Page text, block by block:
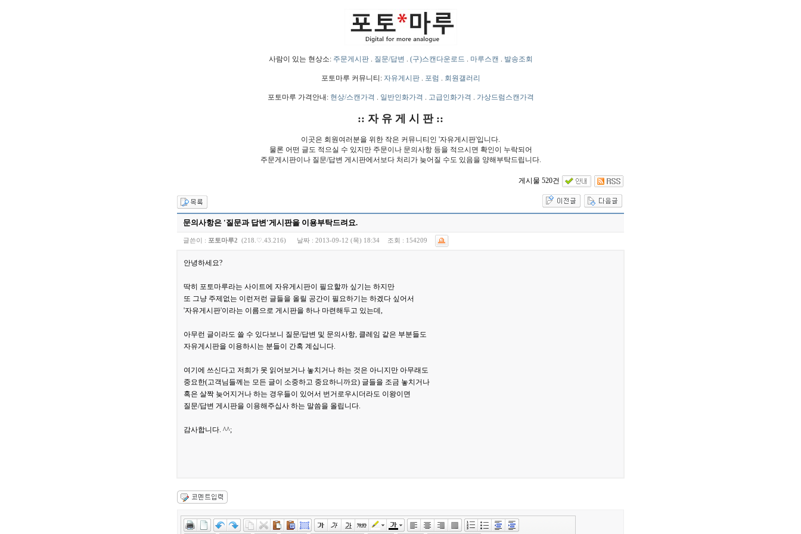
사람이 있는 현상소: 주문게시판. 질문/답변 . (구)스캔다운로드 . 마루스캔 . 발송조회
포토마루 커뮤니티: 자유게시판. 포럼 . 회원갤러리
포토마루 가격안내: 현상/스캔가격 . 일반인화가격 . 고급인화가격 . 가상드럼스캔가격
:: 자 유 게 시 판 ::
이곳은 회원여러분을 위한 작은 커뮤니티인 '자유게시판'입니다.
물론 어떤 글도 적으실 수 있지만 주문이나 문의사항 등을 적으시면 확인이 누락되어
주문게시판이나 질문/답변 게시판에서보다 처리가 늦어질 수도 있음을 양해부탁드립니다.
게시물 520건
문의사항은 '질문과 답변'게시판을 이용부탁드려요.
글쓴이 : 포토마루2 (218.♡.43.216) 날짜 : 2013-09-12 (목) 18:34 조회 : 154209
안녕하세요?
딱히 포토마루라는 사이트에 자유게시판이 필요할까 싶기는 하지만
또 그냥 주제없는 이런저런 글들을 올릴 공간이 필요하기는 하겠다 싶어서
'자유게시판'이라는 이름으로 게시판을 하나 마련해두고 있는데,
아무런 글이라도 쓸 수 있다보니 질문/답변 및 문의사항, 클레임 같은 부분들도
자유게시판을 이용하시는 분들이 간혹 계십니다.
여기에 쓰신다고 저희가 못 읽어보거나 놓치거나 하는 것은 아니지만 아무래도
중요한(고객님들께는 모든 글이 소중하고 중요하니까요) 글들을 조금 놓치거나
혹은 살짝 늦어지거나 하는 경우들이 있어서 번거로우시더라도 이왕이면
질문/답변 게시판을 이용해주십사 하는 말씀을 올립니다.
감사합니다. ^^;